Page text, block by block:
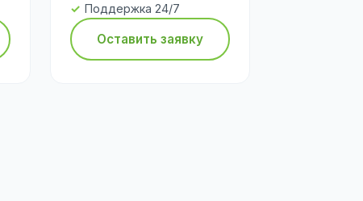
Поддержка 24/7
Оставить заявку